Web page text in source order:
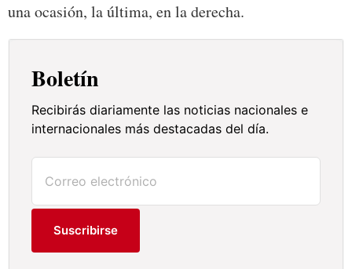
una ocasión, la última, en la derecha.
Boletín
Recibirás diariamente las noticias nacionales e
internacionales más destacadas del día.
Suscribirse